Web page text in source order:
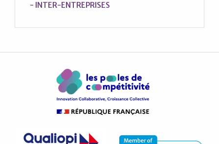
- INTER-ENTREPRISES